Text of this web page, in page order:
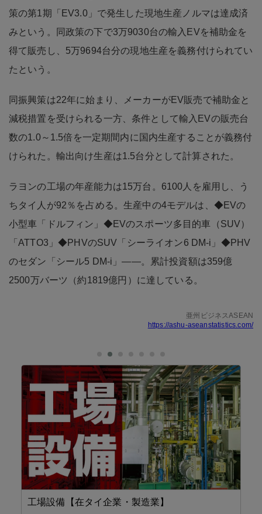
策の第1期「EV3.0」で発生した現地生産ノルマは達成済
みという。同政策の下で3万9030台の輸入EVを補助金を
得て販売し、5万9694台分の現地生産を義務付けられてい
たという。
同振興策は22年に始まり、メーカーがEV販売で補助金と
減税措置を受けられる一方、条件として輸入EVの販売台
数の1.0～1.5倍を一定期間内に国内生産することが義務付
けられた。輸出向け生産は1.5台分として計算された。
ラヨンの工場の年産能力は15万台。6100人を雇用し、う
ちタイ人が92％を占める。生産中の4モデルは、◆EVの
小型車「ドルフィン」◆EVのスポーツ多目的車（SUV）
「ATTO3」◆PHVのSUV「シーライオン6 DM-i」◆PHV
のセダン「シール5 DM-i」――。累計投資額は359億
2500万バーツ（約1819億円）に達している。
亜州ビジネスASEAN
https://ashu-aseanstatistics.com/
工場設備【在タイ企業・製造業】